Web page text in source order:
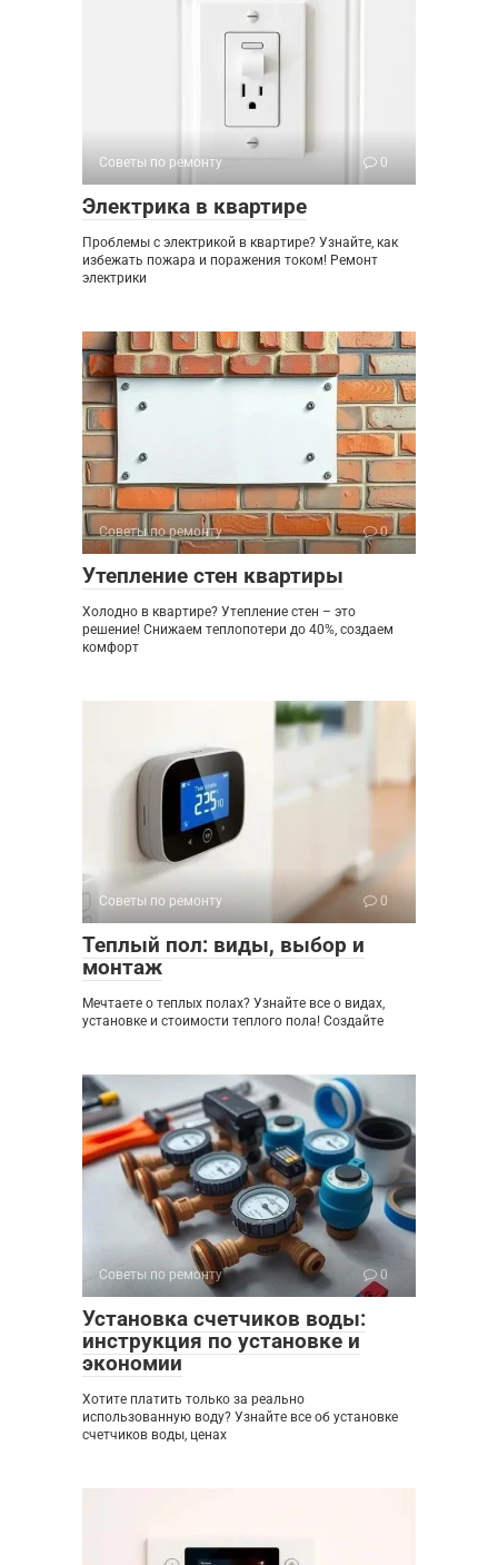
Советы по ремонту 0
Электрика в квартире
Проблемы с электрикой в квартире? Узнайте, как
избежать пожара и поражения током! Ремонт
электрики
Советы по ремонту 0
Утепление стен квартиры
Холодно в квартире? Утепление стен – это
решение! Снижаем теплопотери до 40%, создаем
комфорт
Советы по ремонту 0
Теплый пол: виды, выбор и
монтаж
Мечтаете о теплых полах? Узнайте все о видах,
установке и стоимости теплого пола! Создайте
Советы по ремонту 0
Установка счетчиков воды:
инструкция по установке и
экономии
Хотите платить только за реально
использованную воду? Узнайте все об установке
счетчиков воды, ценах